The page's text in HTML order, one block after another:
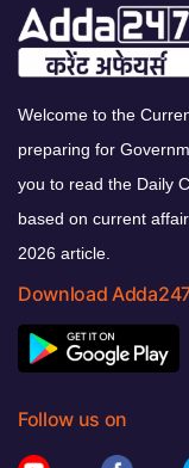
Welcome to the
preparing for
you to read the Daily
based on current
2026 article.
Download
Follow us on